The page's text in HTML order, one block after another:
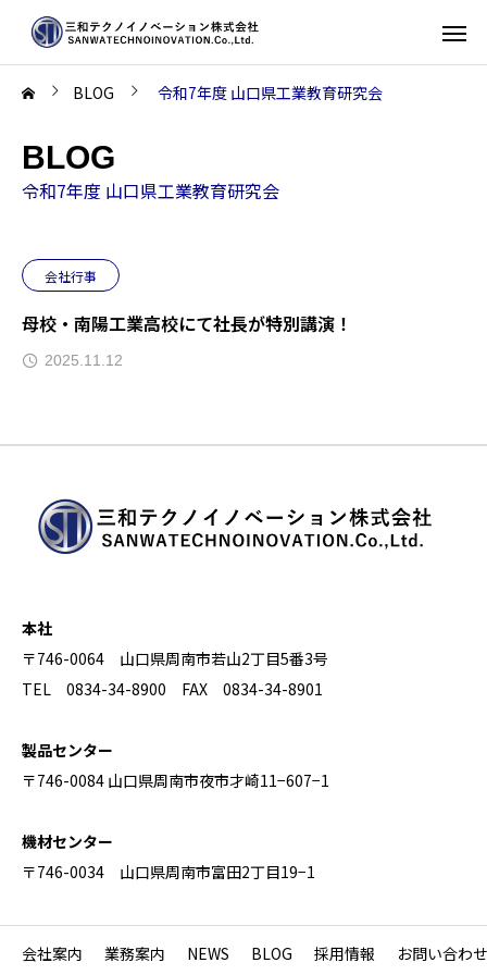
BLOG 令和7年度 山口県工業教育研究会
BLOG
令和7年度 山口県工業教育研究会
会社行事
母校・南陽工業高校にて社長が特別講演！
2025.11.12
本社
〒746-0064 山口県周南市若山2丁目5番3号
TEL 0834-34-8900 FAX 0834-34-8901
製品センター
〒746-0084 山口県周南市夜市才崎11−607−1
機材センター
〒746-0034 山口県周南市富田2丁目19−1
会社案内 業務案内 NEWS BLOG 採用情報 お問い合わせ